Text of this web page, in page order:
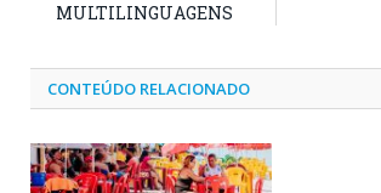
MULTILINGUAGENS
CONTEÚDO RELACIONADO